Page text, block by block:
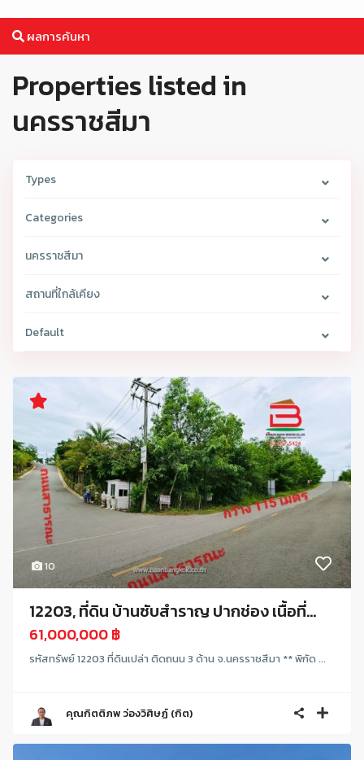
ผลการค้นหา
Properties listed in
นครราชสีมา
Types
Categories
นครราชสีมา
สถานที่ใกล้เคียง
Default
10
12203, ที่ดิน บ้านซับสำราญ ปากช่อง เนื้อที่...
61,000,000 ฿
รหัสทรัพย์ 12203 ที่ดินเปล่า ติดถนน 3 ด้าน จ.นครราชสีมา ** พิกัด ...
คุณกิตติภพ ว่องวิศิษฏ์ (กิต)